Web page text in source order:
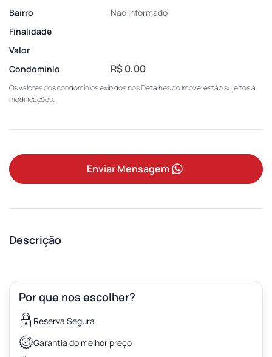
Bairro
Não informado
Finalidade
Valor
Condomínio
R$ 0,00
Os valores dos condomínios exibidos nos Detalhes do Imóvel estão sujeitos à
modificações.
Enviar Mensagem
Descrição
Por que nos escolher?
Reserva Segura
Garantia do melhor preço